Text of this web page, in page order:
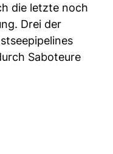
die letzte noch
Drei der
Saboteure